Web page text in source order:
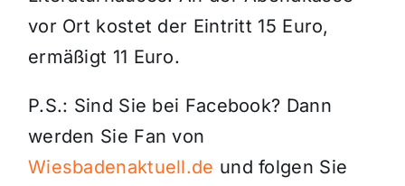
vor Ort kostet der Eintritt 15 Euro,
ermäßigt 11 Euro.
P.S.: Sind Sie bei Facebook? Dann
werden Sie Fan von
Wiesbadenaktuell.de und folgen Sie